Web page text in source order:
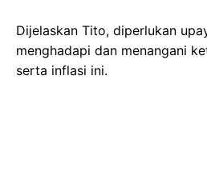
Dijelaskan Tito, diperlukan
menghadapi dan menangani
serta inflasi ini.